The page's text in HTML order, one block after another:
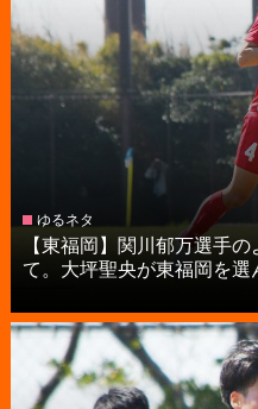
ゆるネタ
【東福岡】関川郁万選手
て。大坪聖央が東福岡を選